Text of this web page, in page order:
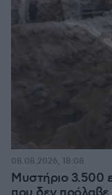
Μυστήριο 3.500
08.08.2026, 18:08